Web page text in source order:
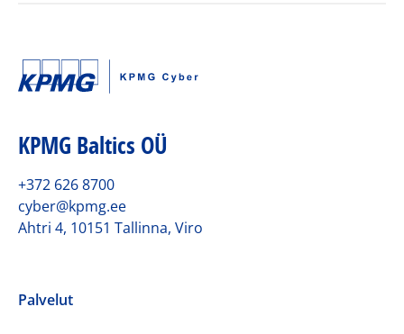
KPMG Baltics OÜ
+372 626 8700
cyber@kpmg.ee
Ahtri 4, 10151 Tallinna, Viro
Palvelut